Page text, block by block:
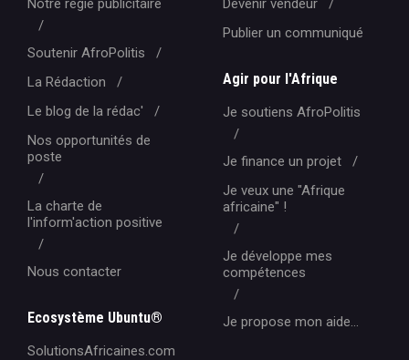
Notre régie publicitaire
Soutenir AfroPolitis
La Rédaction
Le blog de la rédac'
Nos opportunités de
poste
La charte de
l'inform'action positive
Nous contacter
Ecosystème Ubuntu®
SolutionsAfricaines.com
Devenir vendeur
Publier un communiqué
Agir pour l'Afrique
Je soutiens AfroPolitis
Je finance un projet
Je veux une "Afrique
africaine" !
Je développe mes
compétences
Je propose mon aide...